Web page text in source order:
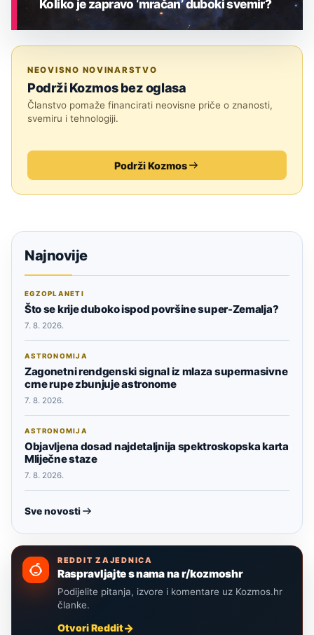
Koliko je zapravo ‘mračan’ duboki svemir?
NEOVISNO NOVINARSTVO
Podrži Kozmos bez oglasa
Članstvo pomaže financirati neovisne priče o znanosti,
svemiru i tehnologiji.
Podrži Kozmos
Najnovije
EGZOPLANETI
Što se krije duboko ispod površine super-Zemalja?
7. 8. 2026.
ASTRONOMIJA
Zagonetni rendgenski signal iz mlaza supermasivne
crne rupe zbunjuje astronome
7. 8. 2026.
ASTRONOMIJA
Objavljena dosad najdetaljnija spektroskopska karta
Mliječne staze
7. 8. 2026.
Sve novosti
REDDIT ZAJEDNICA
Raspravljajte s nama na r/kozmoshr
Podijelite pitanja, izvore i komentare uz Kozmos.hr
članke.
Otvori Reddit